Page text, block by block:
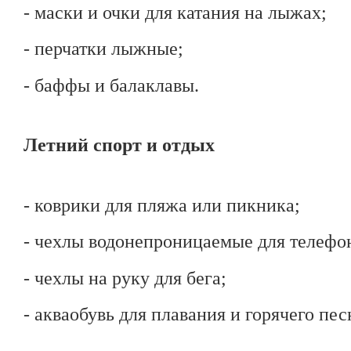
- маски и очки для катания на лыжах;
- перчатки лыжные;
- баффы и балаклавы.
Летний спорт и отдых
- коврики для пляжа или пикника;
- чехлы водонепроницаемые для
- чехлы на руку для бега;
- акваобувь для плавания и горячего